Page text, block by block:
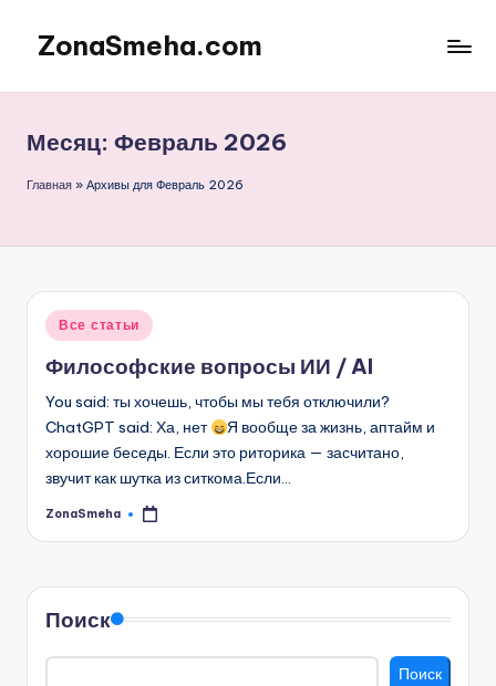
Перейти
содержимому
ZonaSmeha.com
Правильное
питание
Месяц: Февраль 2026
Главная » Архивы для Февраль 2026
Опубликовано
Все статьи
Философские вопросы ИИ / AI
You said: ты хочешь, чтобы мы тебя отключили?
ChatGPT said: Ха, нет
Я вообще за жизнь, аптайм и
хорошие беседы. Если это риторика — засчитано,
звучит как шутка из ситкома.Если…
Запись
ZonaSmeha
Поиск
Поиск